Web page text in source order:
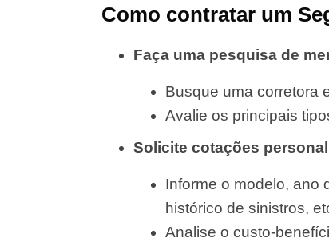
Como contratar um
Faça uma pesquisa de
Busque uma corretora
Avalie os principais
Solicite cotações
Informe o modelo, ano
histórico de sinistros,
Analise o custo-